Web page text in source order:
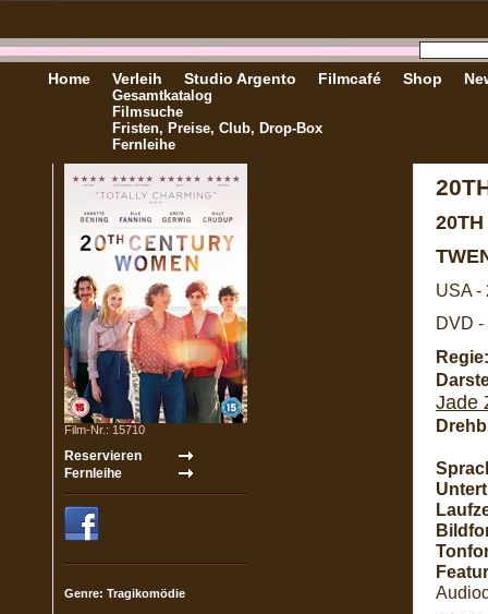
Home Verleih
Gesamtkatalog
Filmsuche
Fristen, Preise, Club, Drop-Box
Fernleihe
Studio Argento Filmcafé Shop
Film-Nr.: 15710
Genre: Tragikomödie
USA -
DVD -
Regie:
Jade